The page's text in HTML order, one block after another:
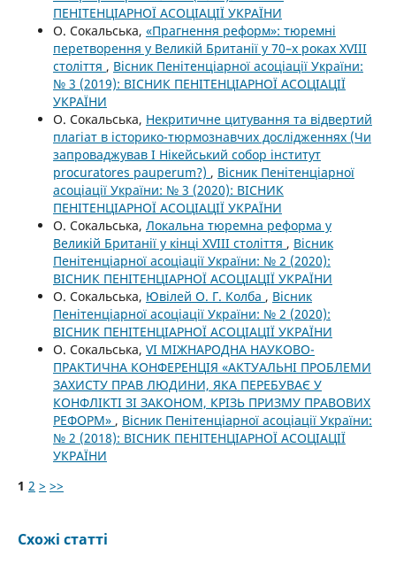
ПЕНІТЕНЦІАРНОЇ АСОЦІАЦІЇ УКРАЇНИ
О. Сокальська, «Прагнення реформ»: тюремні
перетворення у Великій Британії у 70–х роках XVIII
століття , Вісник Пенітенціарної асоціації України:
№ 3 (2019): ВІСНИК ПЕНІТЕНЦІАРНОЇ АСОЦІАЦІЇ
УКРАЇНИ
О. Сокальська, Некритичне цитування та відвертий
плагіат в історико-тюрмознавчих дослідженнях (Чи
запроваджував І Нікейський собор інститут
procuratores pauperum?) , Вісник Пенітенціарної
асоціації України: № 3 (2020): ВІСНИК
ПЕНІТЕНЦІАРНОЇ АСОЦІАЦІЇ УКРАЇНИ
О. Сокальська, Локальна тюремна реформа у
Великій Британії у кінці XVIII століття , Вісник
Пенітенціарної асоціації України: № 2 (2020):
ВІСНИК ПЕНІТЕНЦІАРНОЇ АСОЦІАЦІЇ УКРАЇНИ
О. Сокальська, Ювілей О. Г. Колба , Вісник
Пенітенціарної асоціації України: № 2 (2020):
ВІСНИК ПЕНІТЕНЦІАРНОЇ АСОЦІАЦІЇ УКРАЇНИ
О. Сокальська, VІ МІЖНАРОДНА НАУКОВО-
ПРАКТИЧНА КОНФЕРЕНЦІЯ «АКТУАЛЬНІ ПРОБЛЕМИ
ЗАХИСТУ ПРАВ ЛЮДИНИ, ЯКА ПЕРЕБУВАЄ У
КОНФЛІКТІ ЗІ ЗАКОНОМ, КРІЗЬ ПРИЗМУ ПРАВОВИХ
РЕФОРМ» , Вісник Пенітенціарної асоціації України:
№ 2 (2018): ВІСНИК ПЕНІТЕНЦІАРНОЇ АСОЦІАЦІЇ
УКРАЇНИ
1 2 > >>
Схожі статті